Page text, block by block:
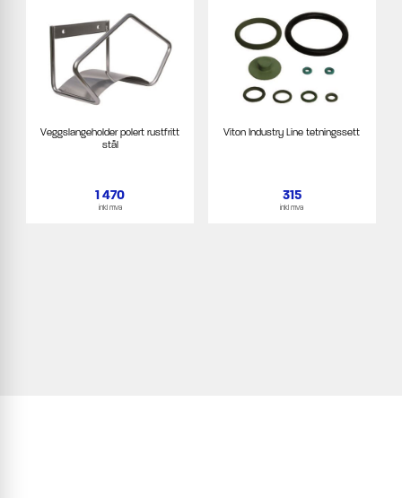
Veggslangeholder polert rustfritt
stål
1 470
inkl mva
Viton Industry Line tetningssett
315
inkl mva